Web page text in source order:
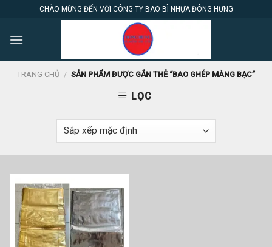
content
CHÀO MỪNG ĐẾN VỚI CÔNG TY BAO BÌ NHỰA ĐÔNG HƯNG
TRANG CHỦ / SẢN PHẨM ĐƯỢC GẮN THẺ “BAO GHÉP MÀNG BẠC”
LỌC